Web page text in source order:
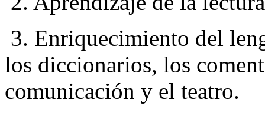
3. Enriquecimiento del
los diccionarios, los
comunicación y el teatro.